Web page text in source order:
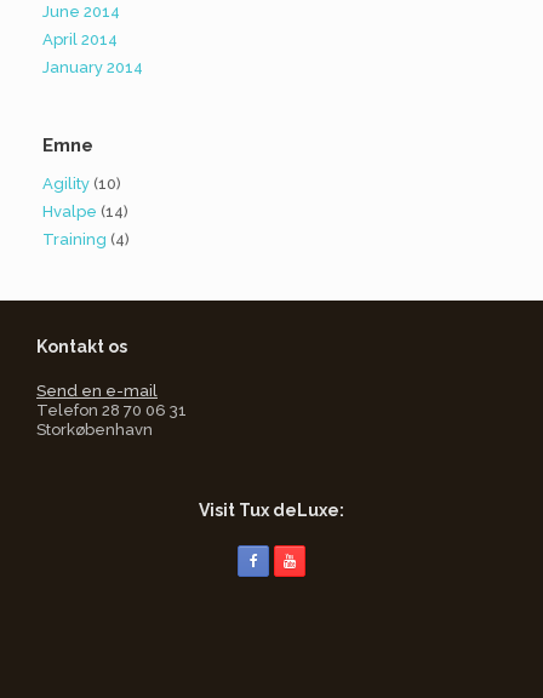
June 2014
April 2014
January 2014
Emne
Agility (10)
Hvalpe (14)
Training (4)
Kontakt os
Send en e-mail
Telefon 28 70 06 31
Storkøbenhavn
Visit Tux deLuxe: